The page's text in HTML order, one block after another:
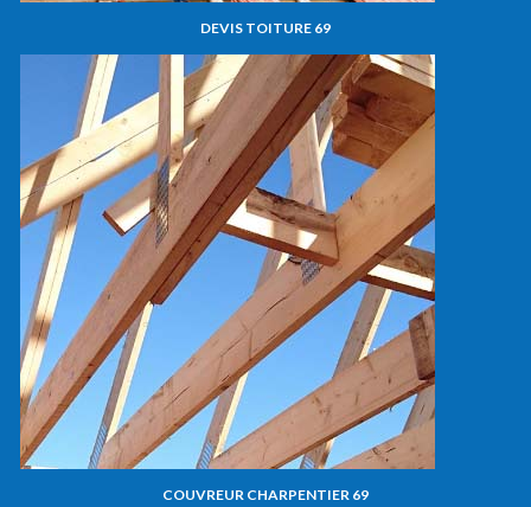
DEVIS TOITURE 69
COUVREUR CHARPENTIER 69